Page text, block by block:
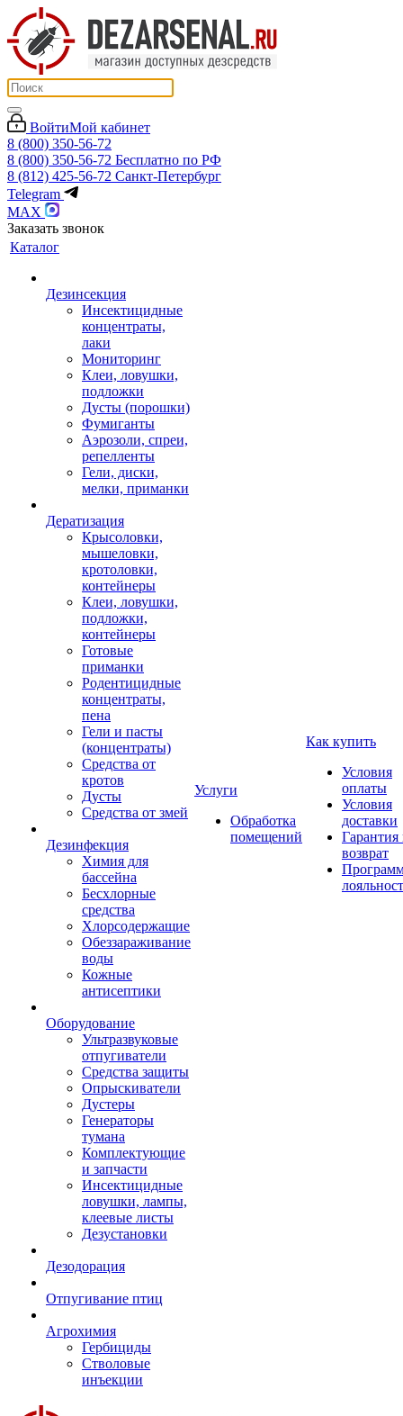
ВойтиМой кабинет
8 (800) 350-56-72
8 (800) 350-56-72 Бесплатно по РФ
8 (812) 425-56-72 Санкт-Петербург
Telegram
MAX
Заказать звонок
Каталог
Дезинсекция
Инсектицидные
концентраты,
лаки
Мониторинг
Клеи, ловушки,
подложки
Дусты (порошки)
Фумиганты
Аэрозоли, спреи,
репелленты
Гели, диски,
мелки, приманки
Дератизация
Крысоловки,
мышеловки,
кротоловки,
контейнеры
Клеи, ловушки,
подложки,
контейнеры
Готовые
приманки
Родентицидные
концентраты,
пена
Гели и пасты
(концентраты)
Средства от
кротов
Дусты
Средства от змей
Дезинфекция
Химия для
бассейна
Бесхлорные
средства
Хлорсодержащие
Обеззараживание
воды
Кожные
антисептики
Оборудование
Ультразвуковые
отпугиватели
Средства защиты
Опрыскиватели
Дустеры
Генераторы
тумана
Комплектующие
и запчасти
Инсектицидные
ловушки, лампы,
клеевые листы
Дезустановки
Дезодорация
Отпугивание птиц
Агрохимия
Гербициды
Стволовые
инъекции
Услуги
Обработка
помещений
Как купить
Условия
оплаты
Условия
доставки
Гарантия
возврат